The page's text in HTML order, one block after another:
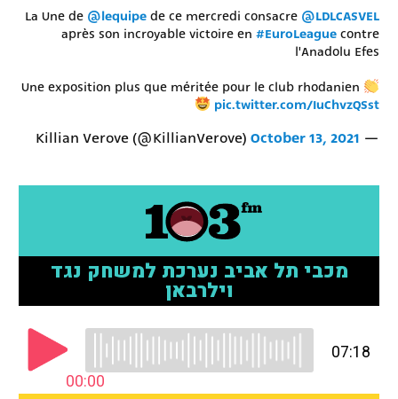
La Une de @lequipe de ce mercredi consacre @LDLCASVEL
après son incroyable victoire en #EuroLeague contre
l'Anadolu Efes
Une exposition plus que méritée pour le club rhodanien
pic.twitter.com/IuChvzQSst
— Killian Verove (@KillianVerove)
October 13, 2021